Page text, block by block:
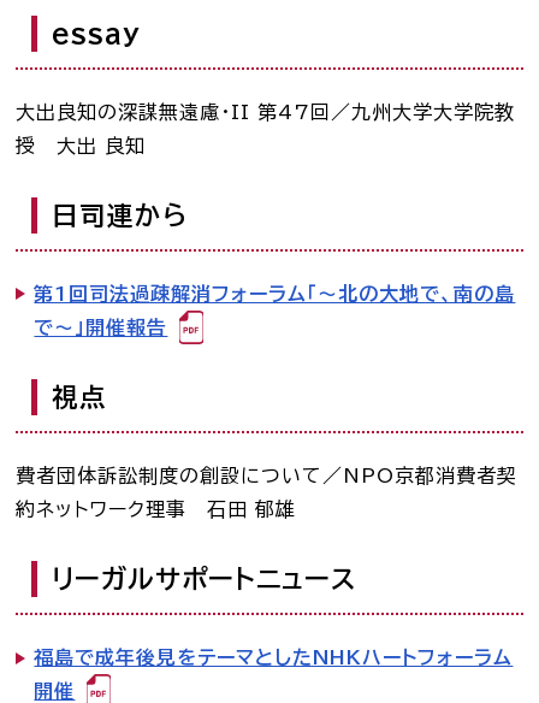
essay
大出良知の深謀無遠慮・II 第47回／九州大学大学院教
授 大出 良知
日司連から
第1回司法過疎解消フォーラム「～北の大地で、南の島
で～」開催報告
視点
費者団体訴訟制度の創設について／NPO京都消費者契
約ネットワーク理事 石田 郁雄
リーガルサポートニュース
福島で成年後見をテーマとしたNHKハートフォーラム
開催